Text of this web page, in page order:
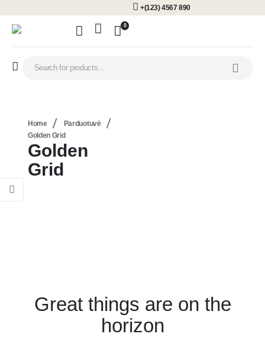
+(123) 4567 890
0
Home
Parduotuvė
Golden Grid
Golden
Grid
Great things are on the
horizon